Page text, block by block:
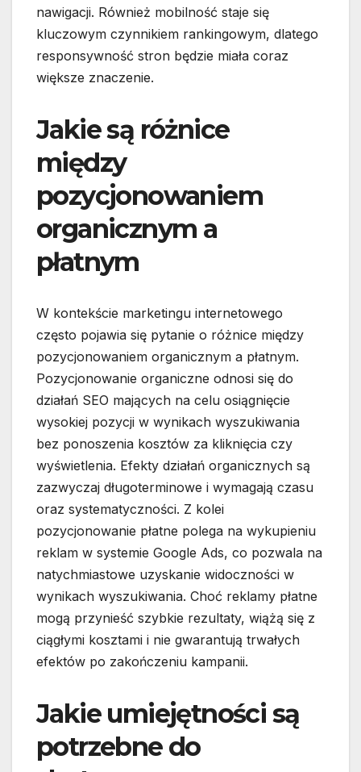
nawigacji. Również mobilność staje się
kluczowym czynnikiem rankingowym, dlatego
responsywność stron będzie miała coraz
większe znaczenie.
Jakie są różnice
między
pozycjonowaniem
organicznym a
płatnym
W kontekście marketingu internetowego
często pojawia się pytanie o różnice między
pozycjonowaniem organicznym a płatnym.
Pozycjonowanie organiczne odnosi się do
działań SEO mających na celu osiągnięcie
wysokiej pozycji w wynikach wyszukiwania
bez ponoszenia kosztów za kliknięcia czy
wyświetlenia. Efekty działań organicznych są
zazwyczaj długoterminowe i wymagają czasu
oraz systematyczności. Z kolei
pozycjonowanie płatne polega na wykupieniu
reklam w systemie Google Ads, co pozwala na
natychmiastowe uzyskanie widoczności w
wynikach wyszukiwania. Choć reklamy płatne
mogą przynieść szybkie rezultaty, wiążą się z
ciągłymi kosztami i nie gwarantują trwałych
efektów po zakończeniu kampanii.
Jakie umiejętności są
potrzebne do